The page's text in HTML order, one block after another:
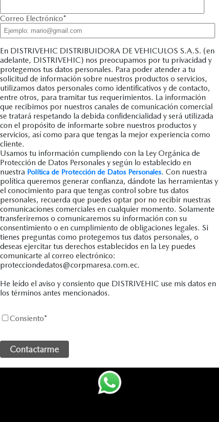
Correo Electrónico*
En DISTRIVEHIC DISTRIBUIDORA DE VEHICULOS S.A.S. (en
adelante, DISTRIVEHIC) nos preocupamos por tu privacidad y
protegemos tus datos personales. Para poder atender a tu
solicitud de información sobre nuestros productos o servicios,
utilizamos datos personales como identificativos y de contacto,
entre otros, para tramitar tus requerimientos. La información
que recibimos por nuestros canales de comunicación comercial
se tratará respetando la debida confidencialidad y será utilizada
con el propósito de informarte sobre nuestros productos y
servicios, así como para que tengas la mejor experiencia como
cliente.
Usamos tu información cumpliendo con la Ley Orgánica de
Protección de Datos Personales y según lo establecido en
nuestra Política de Protección de Datos Personales. Con nuestra
política queremos generar confianza, dándote las herramientas y
el conocimiento para que tengas control sobre tus datos
personales, recuerda que puedes optar por no recibir nuestras
comunicaciones comerciales en cualquier momento. Solamente
transferiremos o comunicaremos su información con su
consentimiento o en cumplimiento de obligaciones legales. Si
tienes preguntas como protegemos tus datos personales, o
deseas ejercitar tus derechos establecidos en la Ley puedes
comunicarte al correo electrónico:
protecciondedatos@corpmaresa.com.ec.
He leído el aviso y consiento que DISTRIVEHIC use mis datos en
los términos antes mencionados.
Consiento*